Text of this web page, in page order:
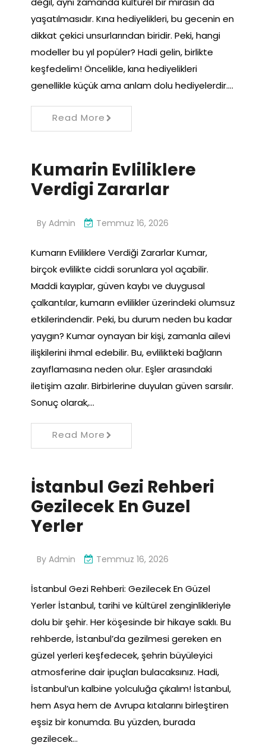
yaşatılmasıdır. Kına hediyelikleri, bu gecenin en
dikkat çekici unsurlarından biridir. Peki, hangi
modeller bu yıl popüler? Hadi gelin, birlikte
keşfedelim! Öncelikle, kına hediyelikleri
genellikle küçük ama anlam dolu hediyelerdir.…
Read More
Kumarin Evliliklere
Verdigi Zararlar
By Admin Temmuz 16, 2026
Kumarın Evliliklere Verdiği Zararlar Kumar,
birçok evlilikte ciddi sorunlara yol açabilir.
Maddi kayıplar, güven kaybı ve duygusal
çalkantılar, kumarın evlilikler üzerindeki olumsuz
etkilerindendir. Peki, bu durum neden bu kadar
yaygın? Kumar oynayan bir kişi, zamanla ailevi
ilişkilerini ihmal edebilir. Bu, evlilikteki bağların
zayıflamasına neden olur. Eşler arasındaki
iletişim azalır. Birbirlerine duyulan güven sarsılır.
Sonuç olarak,…
Read More
İstanbul Gezi Rehberi
Gezilecek En Guzel
Yerler
By Admin Temmuz 16, 2026
İstanbul Gezi Rehberi: Gezilecek En Güzel
Yerler İstanbul, tarihi ve kültürel zenginlikleriyle
dolu bir şehir. Her köşesinde bir hikaye saklı. Bu
rehberde, İstanbul’da gezilmesi gereken en
güzel yerleri keşfedecek, şehrin büyüleyici
atmosferine dair ipuçları bulacaksınız. Hadi,
İstanbul’un kalbine yolculuğa çıkalım! İstanbul,
hem Asya hem de Avrupa kıtalarını birleştiren
eşsiz bir konumda. Bu yüzden, burada
gezilecek…